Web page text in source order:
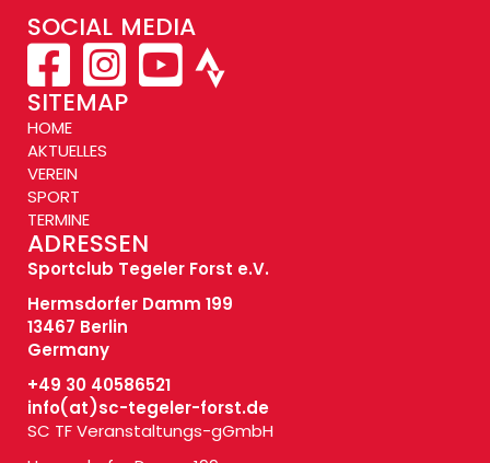
SOCIAL MEDIA
SITEMAP
HOME
AKTUELLES
VEREIN
SPORT
TERMINE
ADRESSEN
Sportclub Tegeler Forst e.V.
Hermsdorfer Damm 199
13467 Berlin
Germany
+49 30 40586521
info(at)sc-tegeler-forst.de
SC TF Veranstaltungs-gGmbH